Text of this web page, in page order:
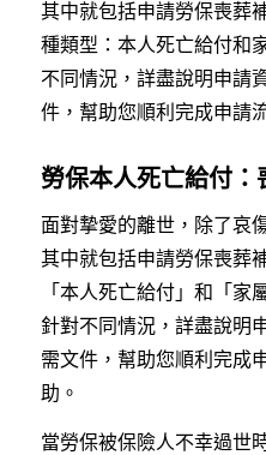
其中就包括申請勞保喪葬
種類型：本人死亡給付和
不同情況，詳盡說明申請
件，幫助您順利完成申請
勞保本人死亡給付：
面對摯愛的離世，除了哀
其中就包括申請勞保喪葬
「本人死亡給付」和「家
針對不同情況，詳盡說明
需文件，幫助您順利完成
助。
當勞保被保險人不幸過世